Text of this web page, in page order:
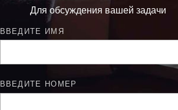
Для обсуждения вашей задачи
ВВЕДИТЕ ИМЯ
ВВЕДИТЕ НОМЕР